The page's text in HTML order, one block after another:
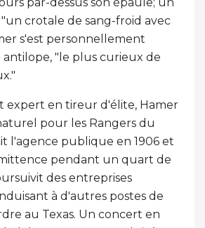
par-dessus son épaule; un
crotale de sang-froid avec
s'est personnellement
"le plus curieux de
expert en tireur d'élite, Hamer
pour les Rangers du
l'agence publique en 1906 et
pendant un quart de
des entreprises
à d'autres postes de
au Texas. Un concert en